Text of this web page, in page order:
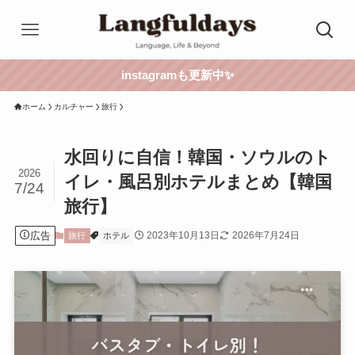
instagramも更新中✨
ホーム カルチャー 旅行
水回りに自信！韓国・ソウルのト
イレ・風呂別ホテルまとめ【韓国
旅行】
2026
7/24
広告 旅行 ホテル 2023年10月13日 2026年7月24日